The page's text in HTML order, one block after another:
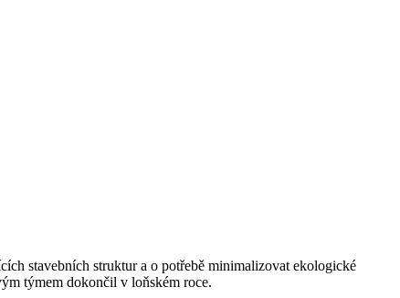
stavebních struktur a o potřebě minimalizovat ekologické
týmem dokončil v loňském roce.